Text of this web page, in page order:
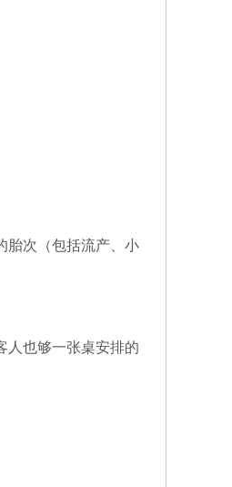
胎次（包括流产、小
人也够一张桌安排的